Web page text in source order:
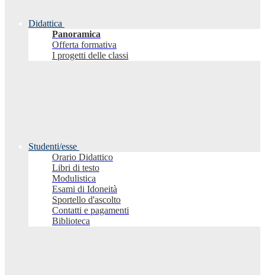
Didattica
Panoramica
Offerta formativa
I progetti delle classi
Studenti/esse
Orario Didattico
Libri di testo
Modulistica
Esami di Idoneità
Sportello d'ascolto
Contatti e pagamenti
Biblioteca